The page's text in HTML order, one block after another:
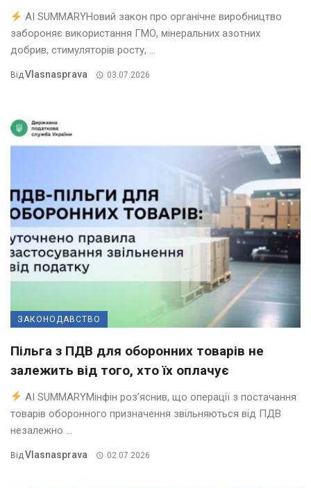
AI SUMMARYНовий закон про органічне виробництво
забороняє використання ГМО, мінеральних азотних
добрив, стимуляторів росту, ...
ВідVlasnasprava 03.07.2026
ЗАКОНОДАВСТВО
Пільга з ПДВ для оборонних товарів не
залежить від того, хто їх оплачує
AI SUMMARYМінфін роз’яснив, що операції з постачання
товарів оборонного призначення звільняються від ПДВ
незалежно ...
ВідVlasnasprava 02.07.2026